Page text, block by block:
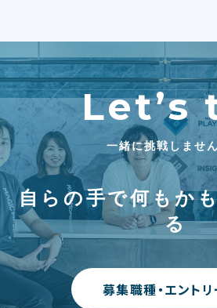
Let’s
一緒に挑戦しませ
自らの手で何もか
る
募集職種・エントリ